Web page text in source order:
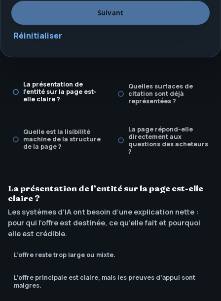
Suivant
Réinitialiser
La présentation de
l’entité sur la page est-
elle claire ?
Quelles surfaces de
citation sont déjà
représentées ?
Quelle est la lisibilité
machine de la structure
de la page ?
La page répond-elle
directement aux
questions des acheteurs
?
revue pour la fraîcheur
et les affirmations ?
La présentation de l’entité sur la page est-elle
claire ?
Les systèmes d’IA ont besoin d’une explication nette :
pour qui l’offre est destinée, ce qu’elle fait et pourquoi
elle est crédible.
L’offre reste trop large ou mixte.
L’offre principale est claire, mais les preuves d’appui sont
maigres.